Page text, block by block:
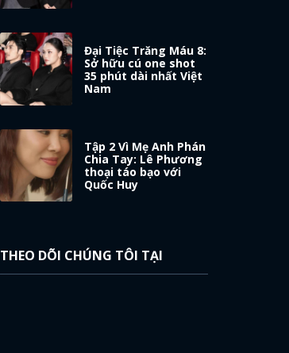
Đại Tiệc Trăng Máu 8:
Sở hữu cú one shot
35 phút dài nhất Việt
Nam
Tập 2 Vì Mẹ Anh Phán
Chia Tay: Lê Phương
thoại táo bạo với
Quốc Huy
THEO DÕI CHÚNG TÔI TẠI